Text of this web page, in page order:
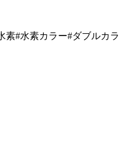
素#水素カラー#ダブルカラ